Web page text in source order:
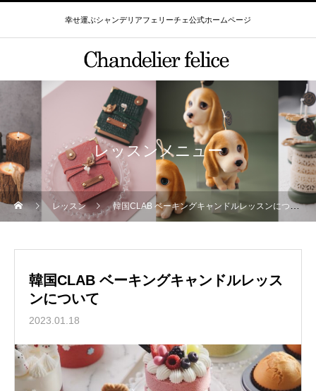
幸せ運ぶシャンデリアフェリーチェ公式ホームページ
レッスンメニュー
レッスン 韓国CLAB ベーキングキャンドルレッスンについて
韓国CLAB ベーキングキャンドルレッス
ンについて
2023.01.18